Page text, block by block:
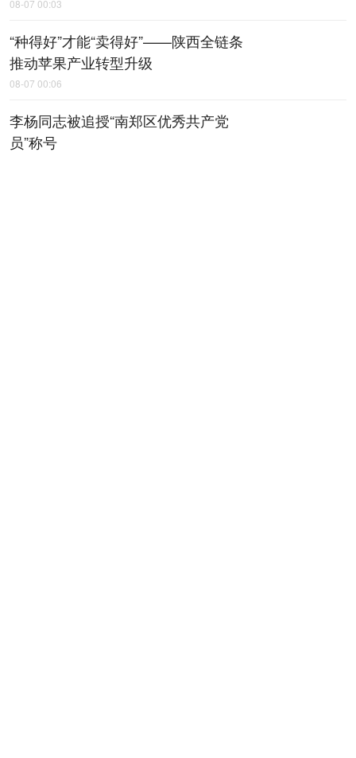
08-07 00:03
“种得好”才能“卖得好”——陕西全链条
推动苹果产业转型升级
08-07 00:06
李杨同志被追授“南郑区优秀共产党
员”称号